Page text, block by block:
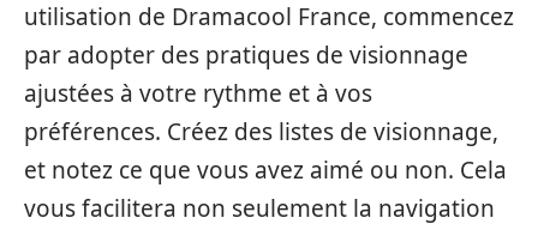
utilisation de Dramacool France, commencez
par adopter des pratiques de visionnage
ajustées à votre rythme et à vos
préférences. Créez des listes de visionnage,
et notez ce que vous avez aimé ou non. Cela
vous facilitera non seulement la navigation